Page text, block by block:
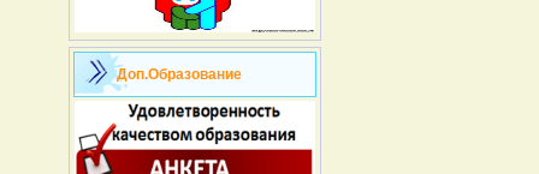
Доп.Образование